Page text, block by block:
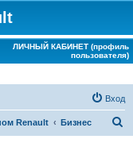
ЛИЧНЫЙ КАБИНЕТ (профиль
пользователя)
Вход
Renault Бизнес